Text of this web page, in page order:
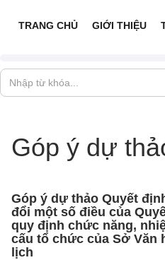
TRANG CHỦ GIỚI THIỆU
Góp ý dự
Góp ý dự thảo Quyết
đổi một số điều của
quy định chức năng,
cấu tổ chức của Sở Văn
lịch